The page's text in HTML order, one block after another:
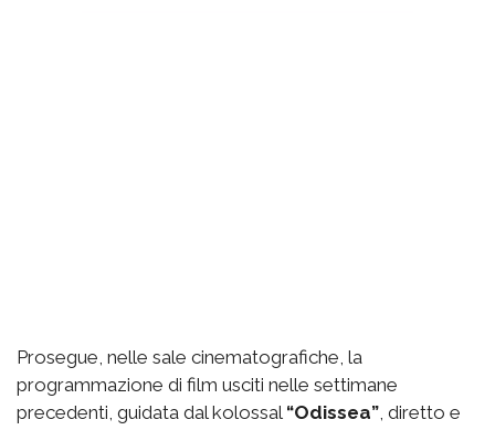
Prosegue, nelle sale cinematografiche, la
programmazione di film usciti nelle settimane
precedenti, guidata dal kolossal “Odissea” , diretto e